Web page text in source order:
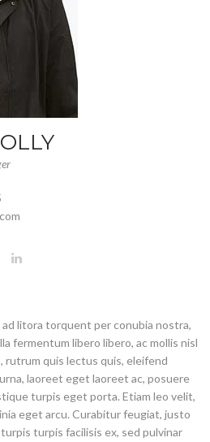
litora torquent per conubia nostra,
fermentum libero libero, ac mollis nisl
rutrum quis lectus quis, eleifend
laoreet eget laoreet ac, posuere
turpis eget porta. Etiam leo velit,
eget arcu. Curabitur feugiat, justo
turpis facilisis ex, sed pulvinar